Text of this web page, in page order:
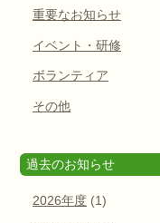
重要なお知らせ
イベント・研修
ボランティア
その他
過去のお知らせ
2026年度 (1)